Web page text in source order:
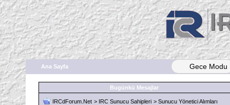
Ana Sayfa Gece Modu
Bugünkü Mesajlar
IRCdForum.Net > IRC Sunucu Sahipleri > Sunucu Yönetici Alımları